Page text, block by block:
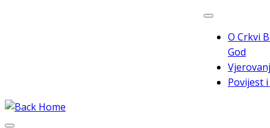
O Crkvi
God
Povijest